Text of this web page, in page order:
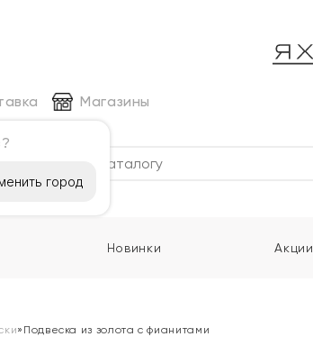
город
Магазины
Новинки Акции
» Подвеска из золота с фианитами